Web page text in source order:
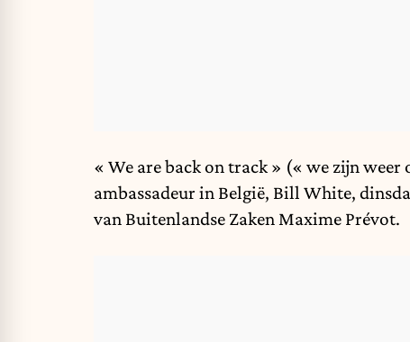
« We are back on track » (« we zijn weer
ambassadeur in België, Bill White,
van Buitenlandse Zaken Maxime Prévot.